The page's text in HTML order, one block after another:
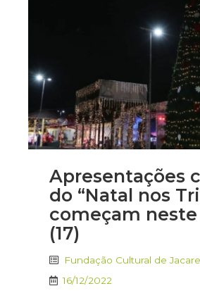
Apresentações
do “Natal nos
começam neste
(17)
Fundação Cultural de
16/12/2022